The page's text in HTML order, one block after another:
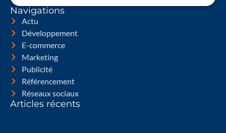
Navigations
Actu
Développement
E-commerce
Marketing
Publicité
Référencement
Réseaux sociaux
Articles récents